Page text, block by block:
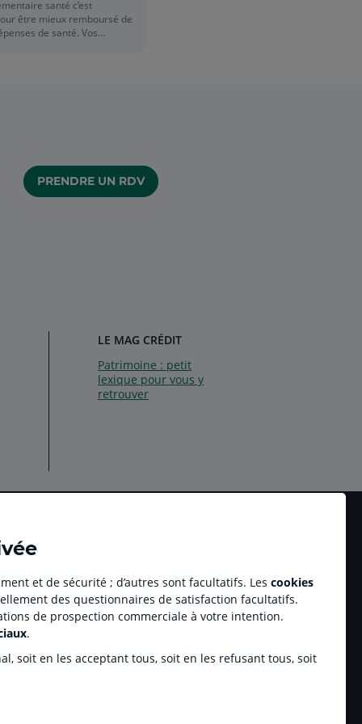
et de sécurité ; d’autres sont facultatifs. Les cookies
des questionnaires de satisfaction facultatifs.
de prospection commerciale à votre intention.
.
soit en les acceptant tous, soit en les refusant tous, soit
santé c’est
être mieux remboursé de
de santé. Vos
PRENDRE UN RDV
LE MAG CRÉDIT
Patrimoine : petit
lexique pour vous y
retrouver
professionnel Youzful
sportifs